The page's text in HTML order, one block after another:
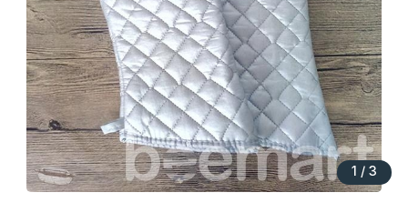
1 / 3